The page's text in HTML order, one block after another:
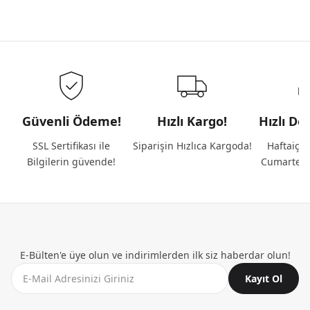
Güvenli Ödeme!
SSL Sertifikası ile
Bilgilerin güvende!
Hızlı Kargo!
Siparişin Hızlıca Kargoda!
Hızlı
Haftaiçi
E-Bülten'e üye olun ve indirimlerden ilk siz haberdar olun!
Kayıt Ol